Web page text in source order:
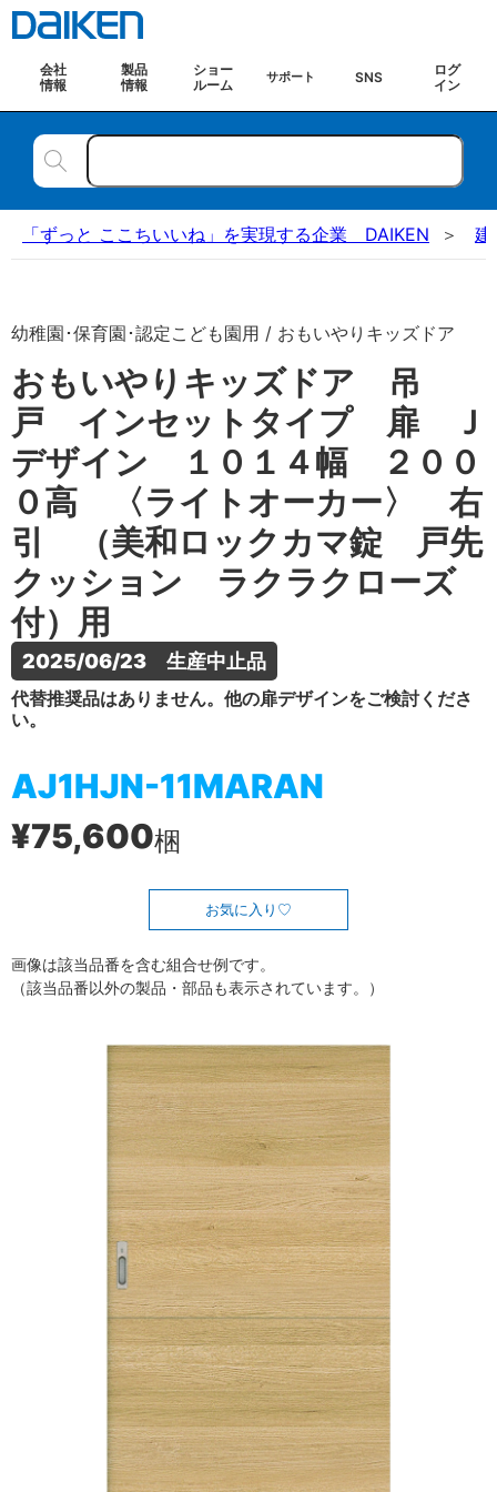
会社
情報
製品
情報
ショー
ルーム
サポート SNS
ログ
イン
「ずっと ここちいいね」を実現する企業 DAIKEN 建
幼稚園･保育園･認定こども園用 / おもいやりキッズドア
おもいやりキッズドア 吊
戸 インセットタイプ 扉 Ｊ
デザイン １０１４幅 ２００
０高 〈ライトオーカー〉 右
引 （美和ロックカマ錠 戸先
クッション ラクラクローズ
付）用
2025/06/23　生産中止品
代替推奨品はありません。他の扉デザインをご検討くださ
い。
AJ1HJN-11MARAN
¥75,600梱
お気に入り
画像は該当品番を含む組合せ例です。
（該当品番以外の製品・部品も表示されています。）